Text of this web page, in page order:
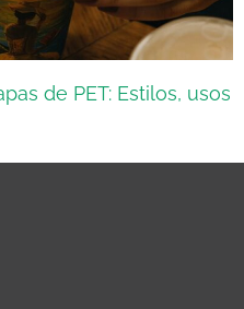
de PET: Estilos, usos